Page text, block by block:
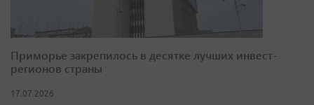
Приморье закрепилось в десятке лучших инвест-
регионов страны
17.07.2026